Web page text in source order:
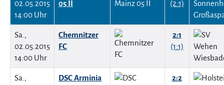
02.05.2015
14:00 Uhr
05 II
(2:1)
Sa.,
02.05.2015
14:00 Uhr
Chemnitzer
FC
2:1
(1:1)
Sa.,
DSC Arminia
2:2